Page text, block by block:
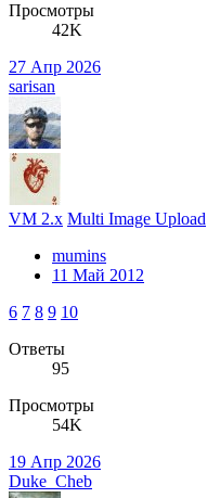
Просмотры
42K
27 Апр 2026
sarisan
VM 2.x Multi Image Upload
mumins
11 Май 2012
6 7 8 9 10
Ответы
95
Просмотры
54K
19 Апр 2026
Duke_Cheb